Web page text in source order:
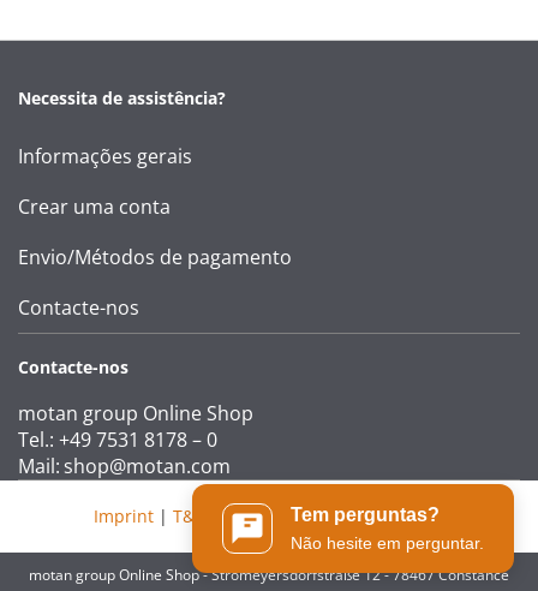
Tem perguntas?
Não hesite em perguntar.
Necessita de assistência?
Informações gerais
Crear uma conta
Envio/Métodos de pagamento
Contacte-nos
Contacte-nos
motan group Online Shop
Tel.: +49 7531 8178 – 0
Mail: shop@motan.com
Imprint | T&Cs |Data protection statement
motan group Online Shop - Stromeyersdorfstraße 12 - 78467 Constance